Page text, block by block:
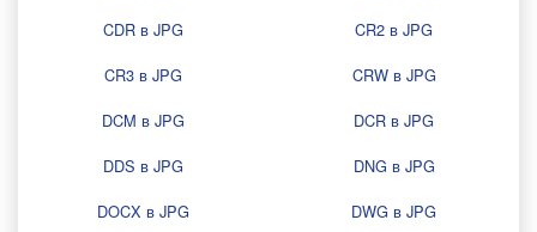
CDR в JPG
CR2 в JPG
CR3 в JPG
CRW в JPG
DCM в JPG
DCR в JPG
DDS в JPG
DNG в JPG
DOCX в JPG
DWG в JPG